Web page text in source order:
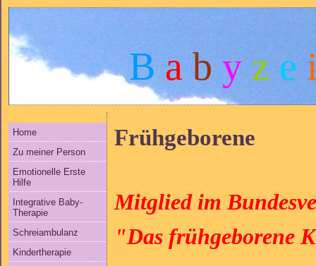
B a b y z e
Home
Zu meiner Person
Emotionelle Erste
Hilfe
Integrative Baby-
Therapie
Schreiambulanz
Kindertherapie
Frühgeborene
Mitglied im
"Das frühgeborene